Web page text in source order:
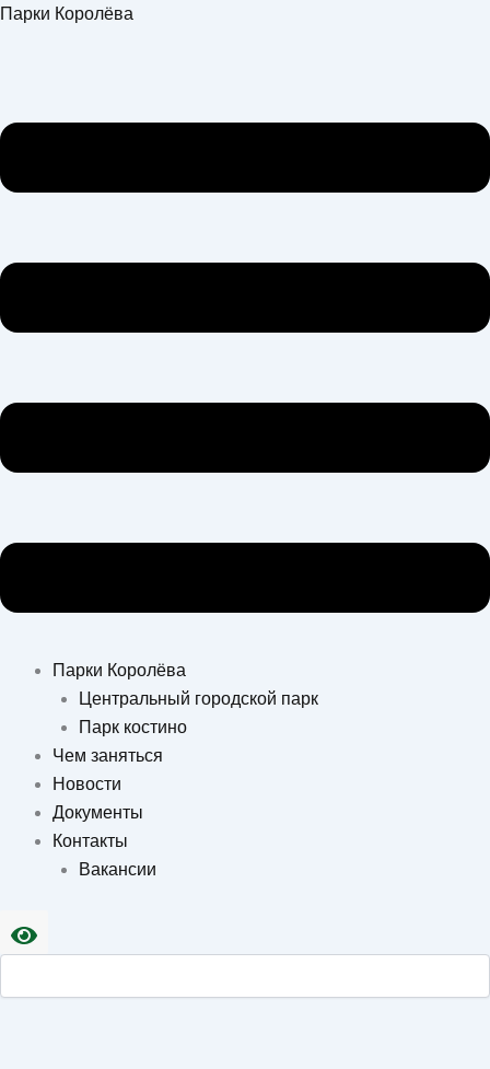
Перейти
Парки Королёва
Меню
Парки Королёва
Центральный городской парк
Парк костино
Чем заняться
Новости
Документы
Контакты
Вакансии